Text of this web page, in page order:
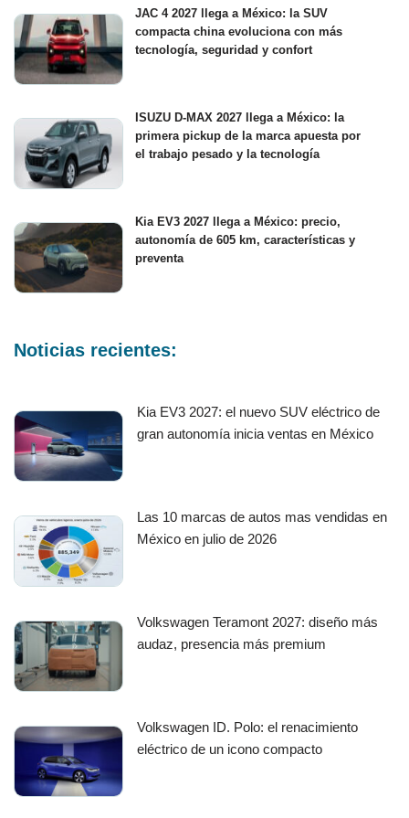
JAC 4 2027 llega a México: la SUV
compacta china evoluciona con más
tecnología, seguridad y confort
ISUZU D-MAX 2027 llega a México: la
primera pickup de la marca apuesta por
el trabajo pesado y la tecnología
Kia EV3 2027 llega a México: precio,
autonomía de 605 km, características y
preventa
Noticias recientes:
Kia EV3 2027: el nuevo SUV eléctrico de
gran autonomía inicia ventas en México
Las 10 marcas de autos mas vendidas en
México en julio de 2026
Volkswagen Teramont 2027: diseño más
audaz, presencia más premium
Volkswagen ID. Polo: el renacimiento
eléctrico de un icono compacto